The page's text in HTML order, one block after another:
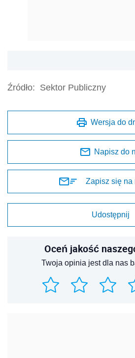
Źródło: Sektor Publiczny
Wersja do
Napisz do
Zapisz się na
Udostępnij
Oceń jakość
Twoja opinia jest dla nas